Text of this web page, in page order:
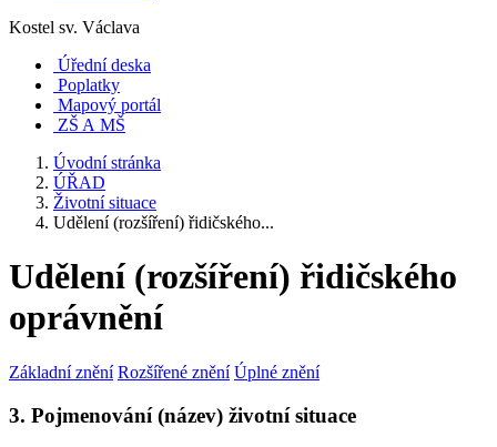
Kostel sv. Václava
Úřední deska
Poplatky
Mapový portál
ZŠ A MŠ
Úvodní stránka
ÚŘAD
Životní situace
Udělení (rozšíření) řidičského...
Udělení (rozšíření) řidičského
oprávnění
Základní znění Rozšířené znění Úplné znění
3. Pojmenování (název) životní situace